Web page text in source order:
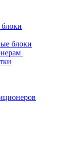
блоки